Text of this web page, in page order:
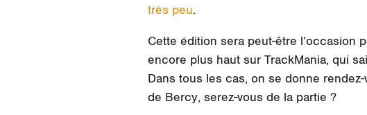
très peu.
Cette édition sera peut-être l’occasion
encore plus haut sur TrackMania, qui
Dans tous les cas, on se donne
de Bercy, serez-vous de la partie ?